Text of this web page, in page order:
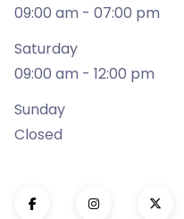
09:00 am - 07:00 pm
Saturday
09:00 am - 12:00 pm
Sunday
Closed